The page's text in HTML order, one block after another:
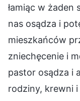
łamiąc w żaden
nas osądza i
mieszkańców
zniechęcenie i
pastor osądza i
rodziny, krewni